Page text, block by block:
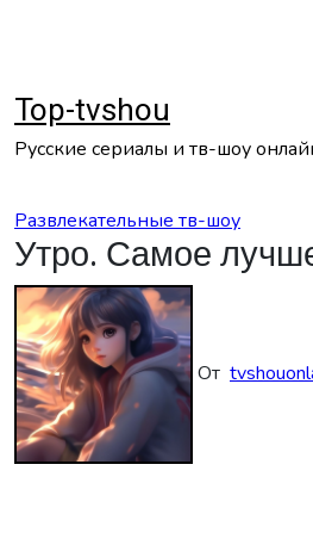
Top-tvshou
Русские сериалы и тв-шоу
Развлекательные тв-шоу
Утро. Самое
От